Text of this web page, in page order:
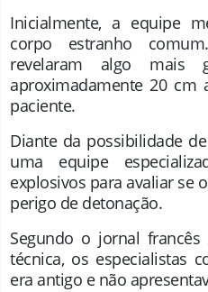
Inicialmente, a equipe
corpo estranho
revelaram algo mais
aproximadamente 20 cm
paciente.
Diante da possibilidade
uma equipe
explosivos para avaliar se
perigo de detonação.
Segundo o jornal francês
técnica, os especialistas
era antigo e não